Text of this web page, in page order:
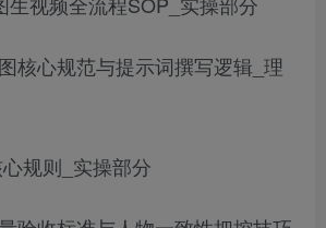
核心规范与提示词撰写逻辑_理
规则_实操部分